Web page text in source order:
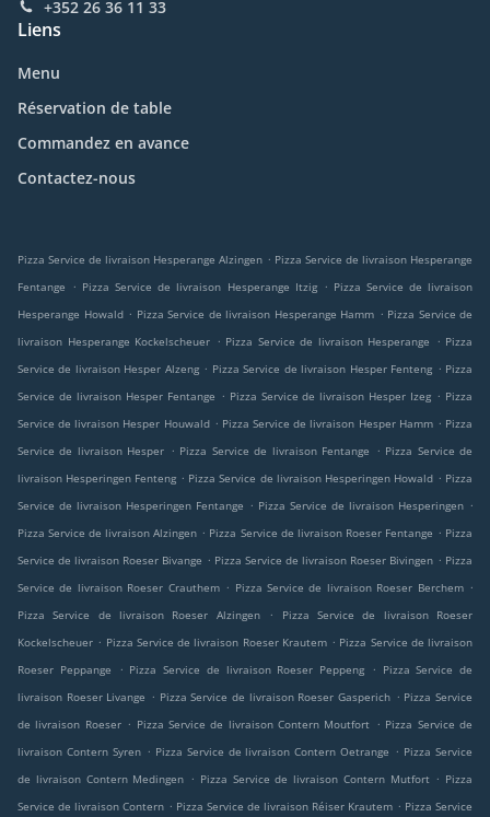
+352 26 36 11 33
Liens
Menu
Réservation de table
Commandez en avance
Contactez-nous
Pizza Service de livraison Hesperange Alzingen . Pizza Service de livraison Hesperange
Fentange
. Pizza Service de livraison Hesperange Itzig . Pizza Service de livraison
Hesperange Howald . Pizza Service de livraison Hesperange Hamm . Pizza Service de
livraison Hesperange Kockelscheuer . Pizza Service de livraison Hesperange . Pizza
Service de livraison Hesper Alzeng . Pizza Service de livraison Hesper Fenteng . Pizza
Service de livraison Hesper Fentange . Pizza Service de livraison Hesper Izeg . Pizza
Service de livraison Hesper Houwald . Pizza Service de livraison Hesper Hamm . Pizza
Service de livraison Hesper . Pizza Service de livraison Fentange . Pizza Service de
livraison Hesperingen Fenteng . Pizza Service de livraison Hesperingen Howald . Pizza
Service de livraison Hesperingen Fentange . Pizza Service de livraison Hesperingen .
Pizza Service de livraison Alzingen . Pizza Service de livraison Roeser Fentange . Pizza
Service de livraison Roeser Bivange . Pizza Service de livraison Roeser Bivingen . Pizza
Service de livraison Roeser Crauthem . Pizza Service de livraison Roeser Berchem .
Pizza Service de livraison Roeser Alzingen
.
Pizza Service de livraison Roeser
Kockelscheuer . Pizza Service de livraison Roeser Krautem . Pizza Service de livraison
Roeser Peppange
. Pizza Service de livraison Roeser Peppeng . Pizza Service de
livraison Roeser Livange . Pizza Service de livraison Roeser Gasperich . Pizza Service
de livraison Roeser . Pizza Service de livraison Contern Moutfort . Pizza Service de
livraison Contern Syren . Pizza Service de livraison Contern Oetrange . Pizza Service
de livraison Contern Medingen . Pizza Service de livraison Contern Mutfort . Pizza
Service de livraison Contern . Pizza Service de livraison Réiser Krautem . Pizza Service